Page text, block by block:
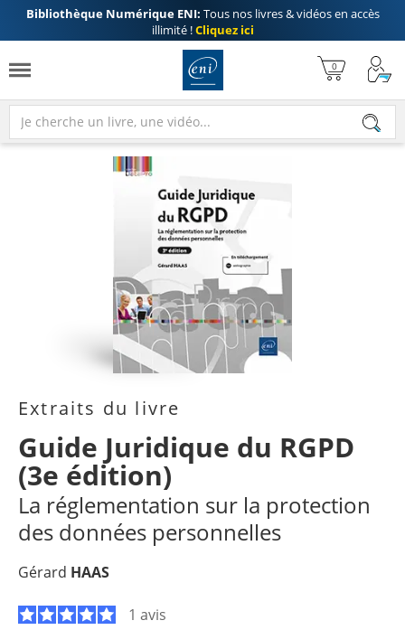
Bibliothèque Numérique ENI: Tous nos livres & vidéos en accès
illimité !Cliquez ici
Extraits du livre
Guide Juridique du RGPD
(3e édition)
La réglementation sur la protection
des données personnelles
Gérard HAAS
1 avis